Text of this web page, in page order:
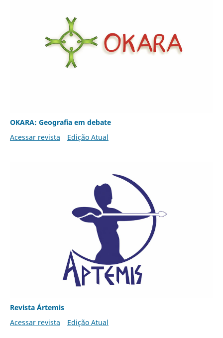
OKARA: Geografia em debate
Acessar revista
Edição Atual
Revista Ártemis
Acessar revista
Edição Atual